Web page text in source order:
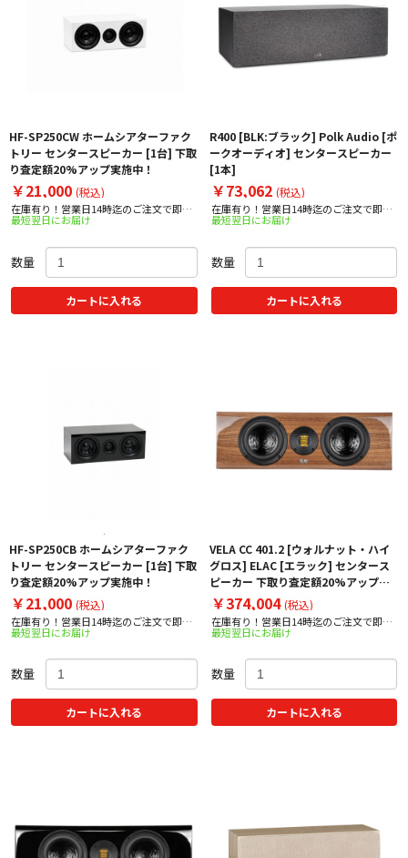
HF-SP250CW ホームシアターファク
トリー センタースピーカー [1台] 下取
り査定額20%アップ実施中！
￥21,000 (税込)
在庫有り！営業日14時迄のご注文で即日
出荷！
最短翌日にお届け
数量
カートに入れる
R400 [BLK:ブラック] Polk Audio [ポ
ークオーディオ] センタースピーカー
[1本]
￥73,062 (税込)
在庫有り！営業日14時迄のご注文で即日
出荷！
最短翌日にお届け
数量
カートに入れる
HF-SP250CB ホームシアターファク
トリー センタースピーカー [1台] 下取
り査定額20%アップ実施中！
￥21,000 (税込)
在庫有り！営業日14時迄のご注文で即日
出荷！
最短翌日にお届け
数量
カートに入れる
VELA CC 401.2 [ウォルナット・ハイ
グロス] ELAC [エラック] センタース
ピーカー 下取り査定額20%アップ実
施中！
￥374,004(税込)
在庫有り！営業日14時迄のご注文で即日
出荷！
最短翌日にお届け
数量
カートに入れる